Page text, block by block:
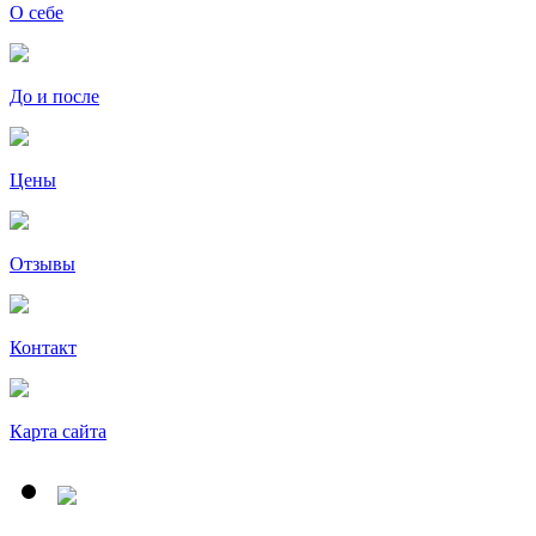
О себе
До и после
Цены
Отзывы
Контакт
Карта сайта